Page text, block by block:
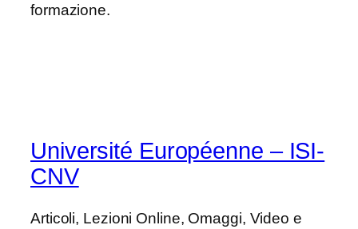
formazione.
Université Européenne – ISI-
CNV
Articoli, Lezioni Online, Omaggi, Video e